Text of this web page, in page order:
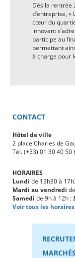
Dès la rentrée
d’entreprise, «
cœur du
innovant
participe au
permettant
à charge pour
CONTACT
Hôtel de ville
2 place Charles de
Tél. (+33) 01 30 40 50
HORAIRES
Lundi de 13h30 à
Mardi au vendredi
Samedi de 9h à 12h:
Voir tous les horaires